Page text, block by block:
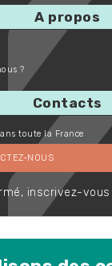
A propos
?
Contacts
toute la France
NOUS
inscrivez-